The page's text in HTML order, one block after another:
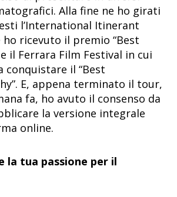
Alla fine ne ho girati
l’International Itinerant
ho ricevuto il premio “Best
il Ferrara Film Festival in cui
conquistare il “Best
E, appena terminato il tour,
fa, ho avuto il consenso da
la versione integrale
online.
la tua passione per il